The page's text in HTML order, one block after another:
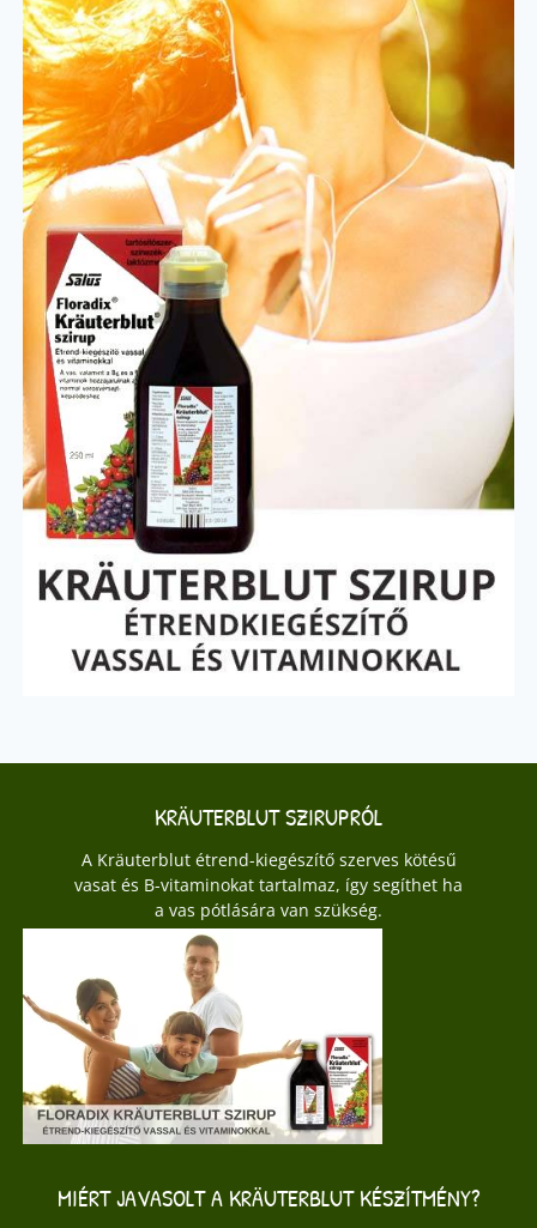
KRÄUTERBLUT SZIRUPRÓL
A Kräuterblut étrend-kiegészítő szerves kötésű
vasat és B-vitaminokat tartalmaz, így segíthet ha
a vas pótlására van szükség.
MIÉRT JAVASOLT A KRÄUTERBLUT KÉSZÍTMÉNY?